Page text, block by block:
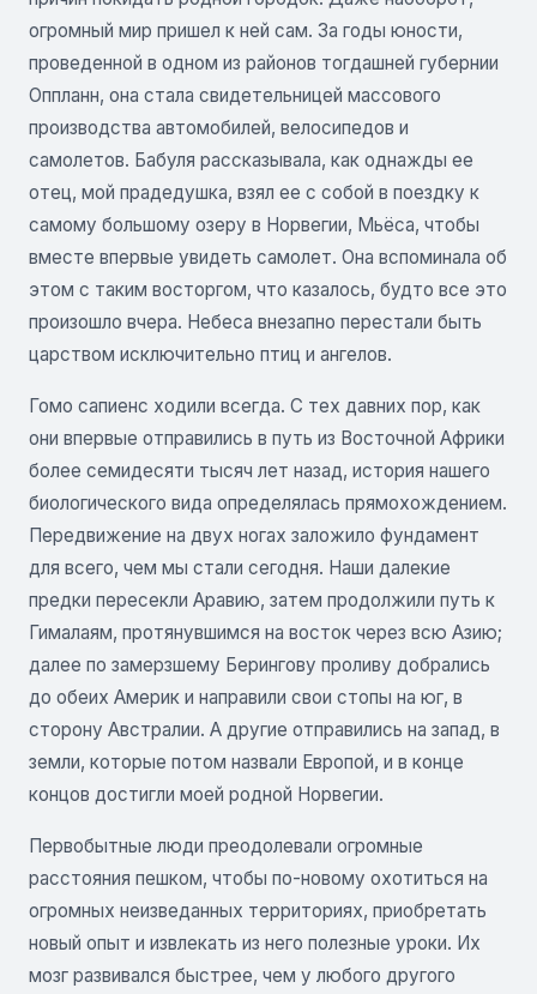
огромный мир пришел к ней сам. За годы юности,
проведенной в одном из районов тогдашней губернии
Оппланн, она стала свидетельницей массового
производства автомобилей, велосипедов и
самолетов. Бабуля рассказывала, как однажды ее
отец, мой прадедушка, взял ее с собой в поездку к
самому большому озеру в Норвегии, Мьёса, чтобы
вместе впервые увидеть самолет. Она вспоминала об
этом с таким восторгом, что казалось, будто все это
произошло вчера. Небеса внезапно перестали быть
царством исключительно птиц и ангелов.
Гомо сапиенс ходили всегда. С тех давних пор, как
они впервые отправились в путь из Восточной Африки
более семидесяти тысяч лет назад, история нашего
биологического вида определялась прямохождением.
Передвижение на двух ногах заложило фундамент
для всего, чем мы стали сегодня. Наши далекие
предки пересекли Аравию, затем продолжили путь к
Гималаям, протянувшимся на восток через всю Азию;
далее по замерзшему Берингову проливу добрались
до обеих Америк и направили свои стопы на юг, в
сторону Австралии. А другие отправились на запад, в
земли, которые потом назвали Европой, и в конце
концов достигли моей родной Норвегии.
Первобытные люди преодолевали огромные
расстояния пешком, чтобы по-новому охотиться на
огромных неизведанных территориях, приобретать
новый опыт и извлекать из него полезные уроки. Их
мозг развивался быстрее, чем у любого другого